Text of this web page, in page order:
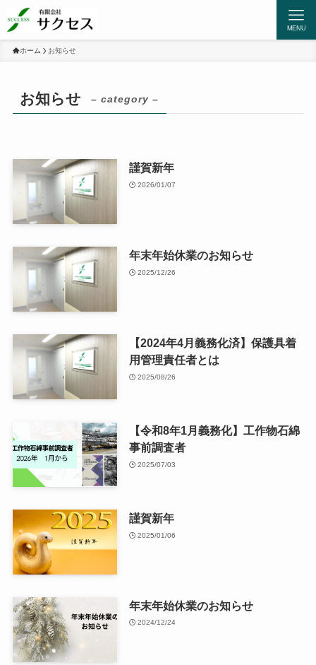
MENU
ホーム お知らせ
お知らせ – category –
謹賀新年
2026/01/07
年末年始休業のお知らせ
2025/12/26
【2024年4月義務化済】保護具着
用管理責任者とは
2025/08/26
【令和8年1月義務化】工作物石綿
事前調査者
2025/07/03
謹賀新年
2025/01/06
年末年始休業のお知らせ
2024/12/24